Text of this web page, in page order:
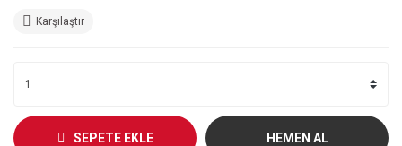
Karşılaştır
SEPETE EKLE HEMEN AL